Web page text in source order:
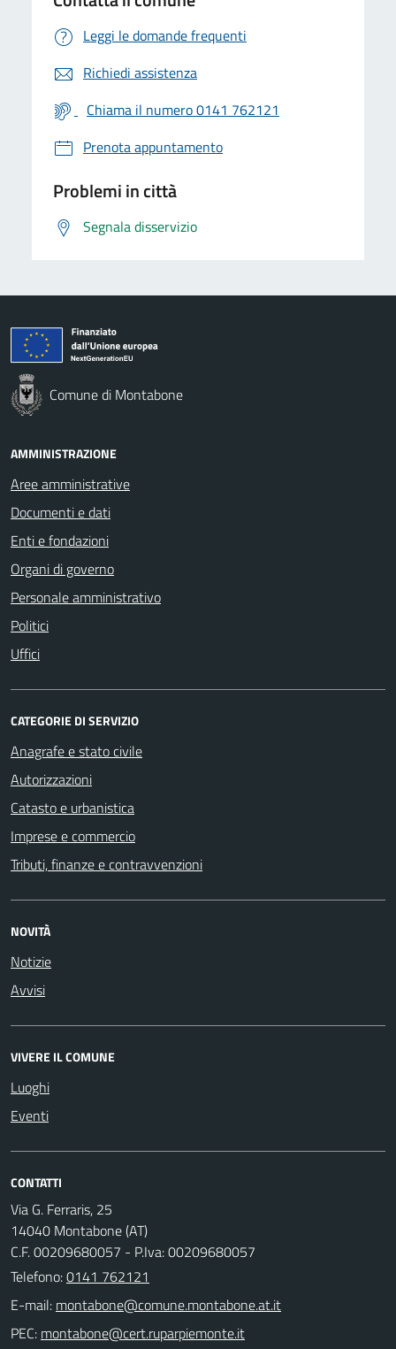
Leggi le domande frequenti
Richiedi assistenza
Chiama il numero 0141 762121
Prenota appuntamento
Problemi in città
Segnala disservizio
Comune di Montabone
AMMINISTRAZIONE
Aree amministrative
Documenti e dati
Enti e fondazioni
Organi di governo
Personale amministrativo
Politici
Uffici
CATEGORIE DI SERVIZIO
Anagrafe e stato civile
Autorizzazioni
Catasto e urbanistica
Imprese e commercio
Tributi, finanze e contravvenzioni
NOVITÀ
Notizie
Avvisi
VIVERE IL COMUNE
Luoghi
Eventi
CONTATTI
Via G. Ferraris, 25
14040 Montabone (AT)
C.F. 00209680057 - P.Iva: 00209680057
Telefono:0141 762121
E-mail:
PEC: